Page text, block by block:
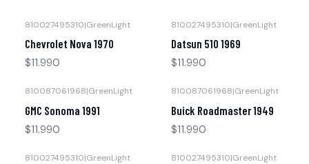
810027495310|GreenLight
Chevrolet Nova 1970
$11.990
810027495310|GreenLight
Datsun 510 1969
$11.990
810087061968|GreenLight
GMC Sonoma 1991
$11.990
810087061968|GreenLight
Buick Roadmaster 1949
$11.990
810027495310|GreenLight 810027495310|GreenLight